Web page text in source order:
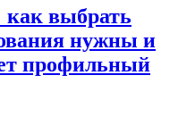
как выбрать
нужны и
профильный